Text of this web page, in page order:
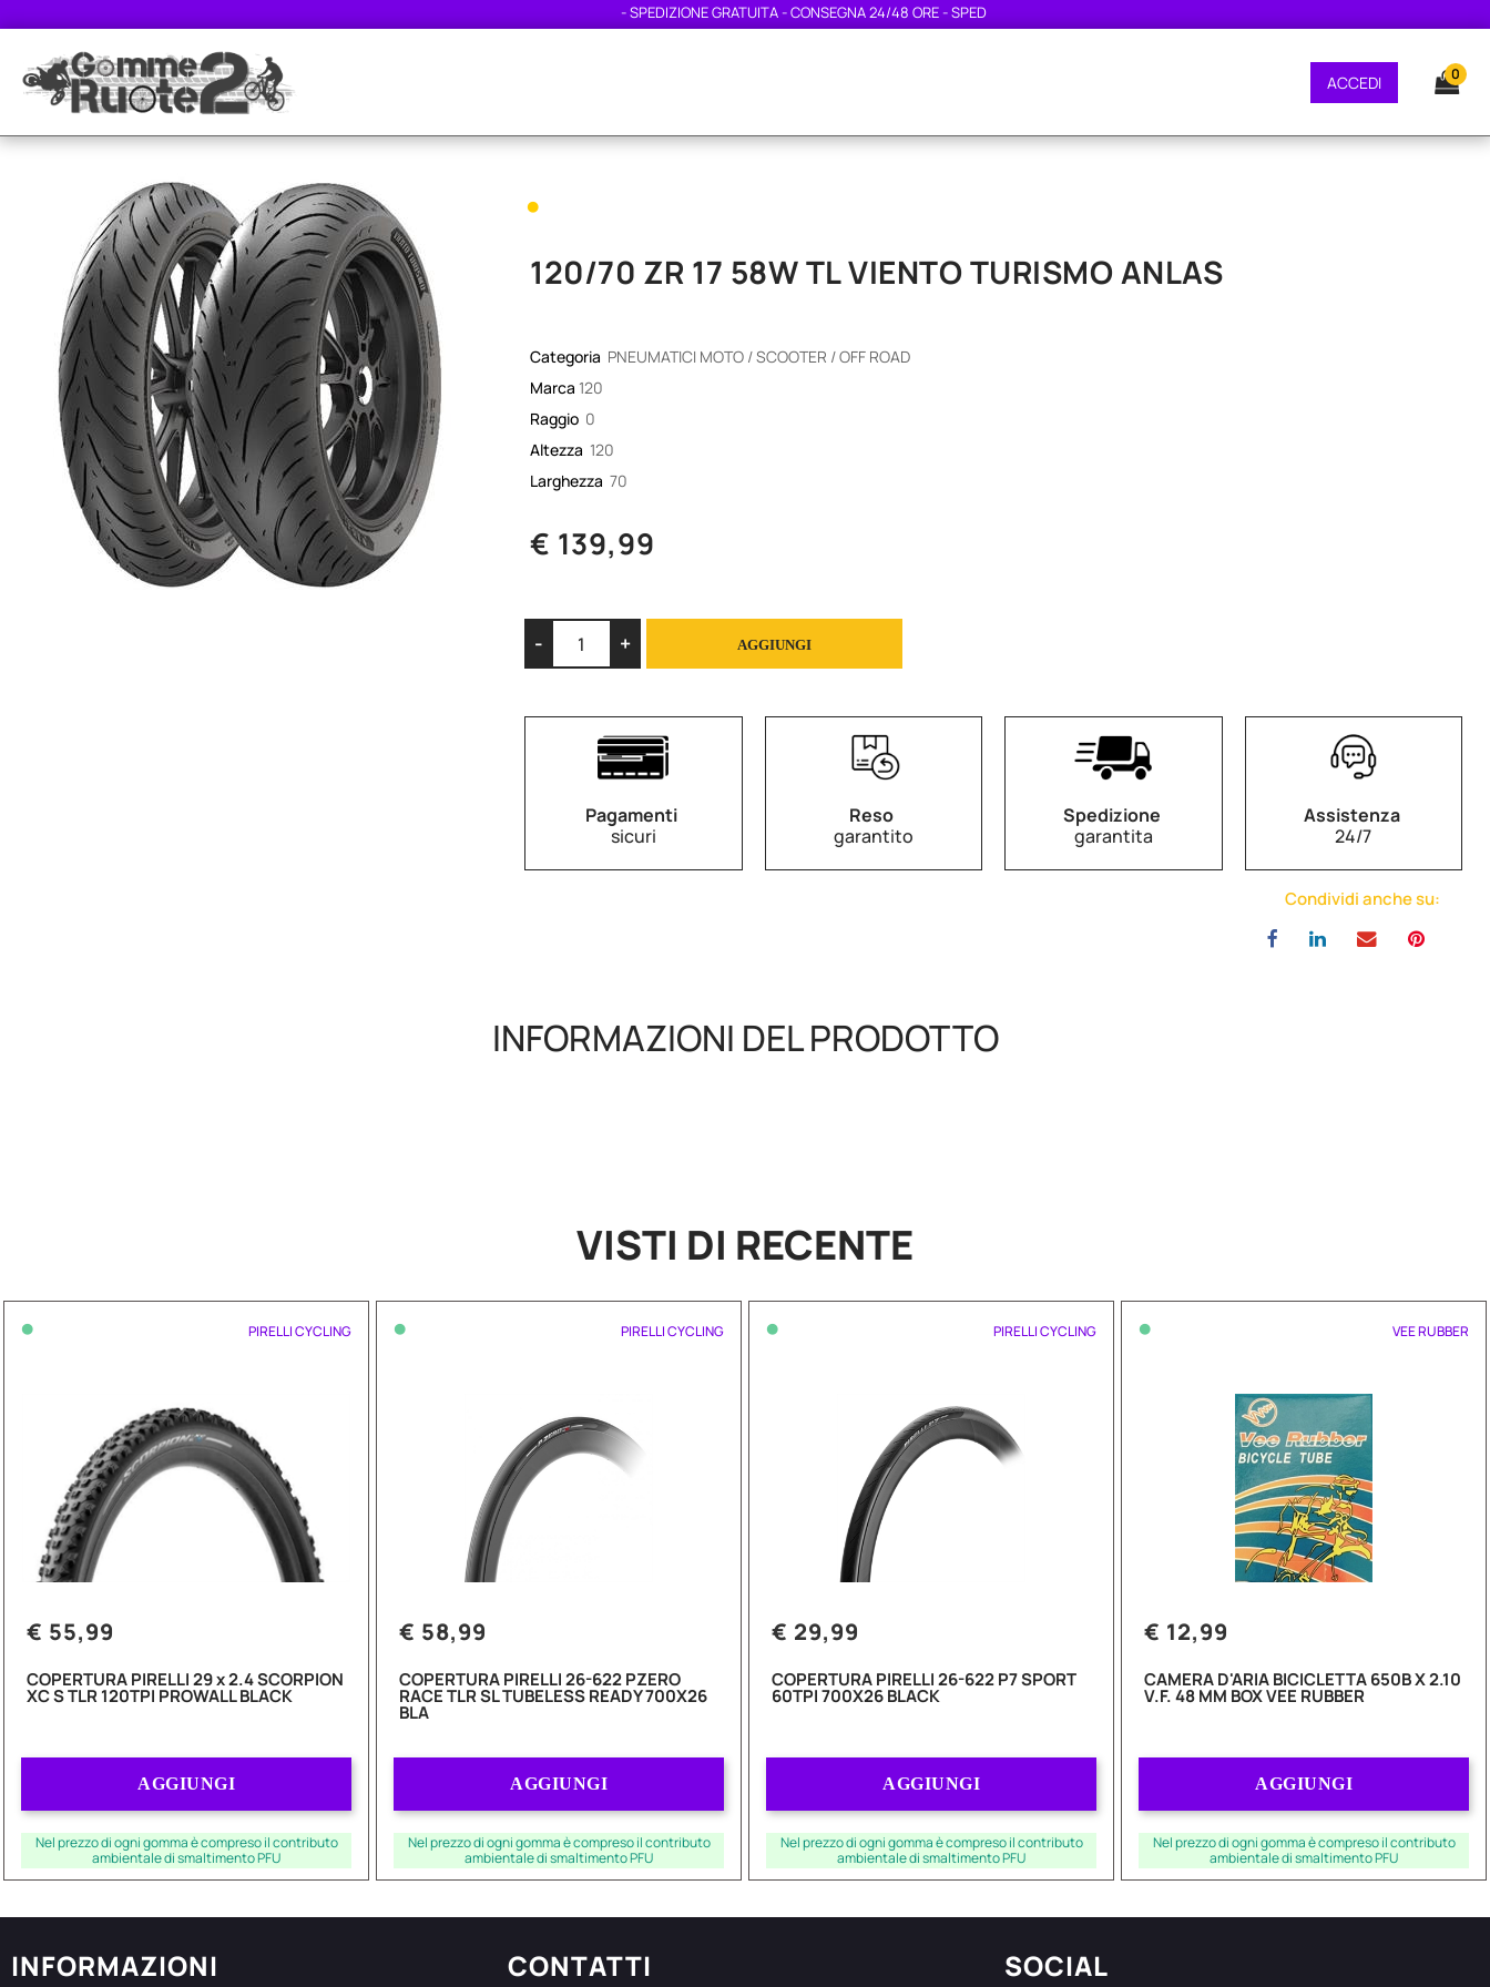
- SPEDIZIONE GRATUITA - CONSEGNA 24/48 ORE - SPEDIZIONE GRATUITA - CONSEGNA 24/48 ORE - SPEDIZIONE GRATUITA -
ACCEDI 0
•
120/70 ZR 17 58W TL VIENTO TURISMO ANLAS
Categoria PNEUMATICI MOTO / SCOOTER / OFF ROAD
Marca 120
Raggio 0
Altezza 120
Larghezza 70
€ 139,99
AGGIUNGI
Pagamenti
sicuri
Reso
garantito
Spedizione
garantita
Assistenza
24/7
Condividi anche su:
INFORMAZIONI DEL PRODOTTO
VISTI DI RECENTE
• PIRELLI CYCLING
€ 55,99
COPERTURA PIRELLI 29 x 2.4 SCORPION
XC S TLR 120TPI PROWALL BLACK
AGGIUNGI
Nel prezzo di ogni gomma è compreso il contributo
ambientale di smaltimento PFU
• PIRELLI CYCLING
€ 58,99
COPERTURA PIRELLI 26-622 PZERO
RACE TLR SL TUBELESS READY 700X26
BLA
AGGIUNGI
Nel prezzo di ogni gomma è compreso il contributo
ambientale di smaltimento PFU
• PIRELLI CYCLING
€ 29,99
COPERTURA PIRELLI 26-622 P7 SPORT
60TPI 700X26 BLACK
AGGIUNGI
Nel prezzo di ogni gomma è compreso il contributo
ambientale di smaltimento PFU
• VEE RUBBER
€ 12,99
CAMERA D'ARIA BICICLETTA 650B X 2.10
V.F. 48 MM BOX VEE RUBBER
AGGIUNGI
Nel prezzo di ogni gomma è compreso il contributo
ambientale di smaltimento PFU
INFORMAZIONI CONTATTI SOCIAL